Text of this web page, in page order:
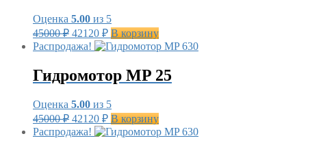
Оценка 5.00 из 5
45000₽ Первоначальная
цена
составляла
42120 ₽Текущая
цена:
В корзину
Распродажа!
Гидромотор MP 25
Оценка 5.00 из 5
45000₽ Первоначальная
цена
составляла
42120 ₽Текущая
цена:
В корзину
Распродажа!